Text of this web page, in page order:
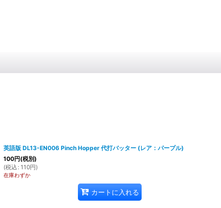
英語版 DL13-EN006 Pinch Hopper 代打バッター (レア：パープル)
100円(税別)
(税込 : 110円)
在庫わずか
カートに入れる